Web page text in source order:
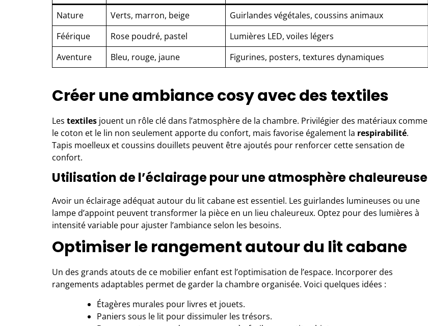
Nature
Verts, marron, beige
Guirlandes végétales, coussins animaux
Féérique
Rose poudré, pastel
Lumières LED, voiles légers
Aventure
Bleu, rouge, jaune Figurines, posters, textures dynamiques
Créer une ambiance cosy avec des textiles
Les textiles jouent un rôle clé dans l’atmosphère de la chambre. Privilégier des matériaux comme
le coton et le lin non seulement apporte du confort, mais favorise également la respirabilité.
Tapis moelleux et coussins douillets peuvent être ajoutés pour renforcer cette sensation de
confort.
Utilisation de l’éclairage pour une atmosphère chaleureuse
Avoir un éclairage adéquat autour du lit cabane est essentiel. Les guirlandes lumineuses ou une
lampe d’appoint peuvent transformer la pièce en un lieu chaleureux. Optez pour des lumières à
intensité variable pour ajuster l’ambiance selon les besoins.
Optimiser le rangement autour du lit cabane
Un des grands atouts de ce mobilier enfant est l’optimisation de l’espace. Incorporer des
rangements adaptables permet de garder la chambre organisée. Voici quelques idées :
Étagères murales pour livres et jouets.
Paniers sous le lit pour dissimuler les trésors.